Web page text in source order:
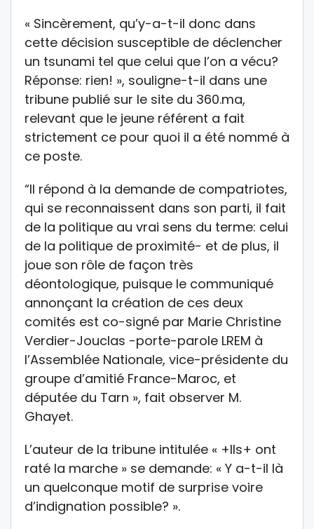
« Sincèrement, qu’y-a-t-il donc dans
cette décision susceptible de déclencher
un tsunami tel que celui que l’on a vécu?
Réponse: rien! », souligne-t-il dans une
tribune publié sur le site du 360.ma,
relevant que le jeune référent a fait
strictement ce pour quoi il a été nommé à
ce poste.
“Il répond à la demande de compatriotes,
qui se reconnaissent dans son parti, il fait
de la politique au vrai sens du terme: celui
de la politique de proximité- et de plus, il
joue son rôle de façon très
déontologique, puisque le communiqué
annonçant la création de ces deux
comités est co-signé par Marie Christine
Verdier-Jouclas -porte-parole LREM à
l’Assemblée Nationale, vice-présidente du
groupe d’amitié France-Maroc, et
députée du Tarn », fait observer M.
Ghayet.
L’auteur de la tribune intitulée « +Ils+ ont
raté la marche » se demande: « Y a-t-il là
un quelconque motif de surprise voire
d’indignation possible? ».